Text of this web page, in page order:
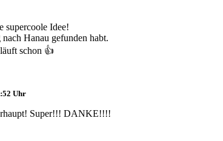
supercoole Idee!
Hanau gefunden habt.
schon 👍
Uhr
Super!!! DANKE!!!!